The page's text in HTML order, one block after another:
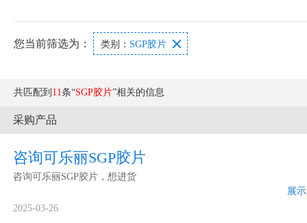
您当前筛选为： 类别： SGP胶片 
共匹配到 11条“SGP胶片”相关的信息
采购产品
咨询可乐丽SGP胶片
咨询可乐丽SGP胶片，想进货
展
2025-03-26